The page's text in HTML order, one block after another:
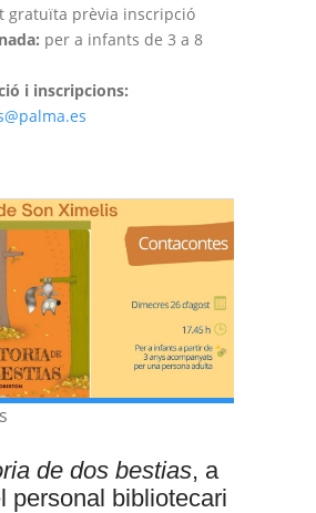
gratuïta prèvia inscripció
per a infants de 3 a 8
i inscripcions:
de dos bestias, a
personal bibliotecari